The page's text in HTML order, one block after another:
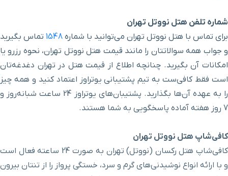
بازار بزرگ تهران
کاخ گلستان ۱ ساعت و ۳ دقیقه با خودرو (۵۳ کیلومتر و ۹۱۶ متر)
میدان حسن آباد
موزه علم و فناوری ۱ ساعت و ۳ دقیقه با خودرو (۵۴ کیلومتر و ۹۹ متر)
موزه پست و
تلگراف
۱ ساعت و ۳ دقیقه با خودرو (۵۴ کیلومتر و ۱۵۳ متر)
شماره تلفن هتل نووتل تهران
برای تماس با هتل نووتل تهران می‌توانید با شماره 1548 تماس بگیرید
و جواب همه سوالاتتان را مانند قیمت هتل نووتل تهران، نحوه رزرو یا
امکانات آن بگیرید. چنانچه اطلاع از قیمت هتل در تهران دغدغه‌تان
است فقط کافی‌ست به تیم پشتیبانی یوتراوز اعتماد کنید و همه چیز
را به عهده آن‌ها بگذارید. پشتیبان‌های یوتراوز 24 ساعت شبانه‌روز و
7 روز هفته آماده پاسخگویی به شما هستند.
کافی‌شاپ هتل نووتل تهران
کافی‌شاپ هتل رکسان (نووتل) تهران به صورت 24 ساعته فعال است
و با ارائه انواع نوشیدنی‌های گرم و سرد، خستگی پرواز را از تنتان بیرون